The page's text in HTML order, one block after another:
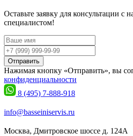
Оставьте заявку для консультации
специалистом!
Отправить
Нажимая кнопку «Отправить», вы
конфиденциальности
8 (495) 7-888-918
info@basseiniservis.ru
Москва, Дмитровское шоссе д. 124А